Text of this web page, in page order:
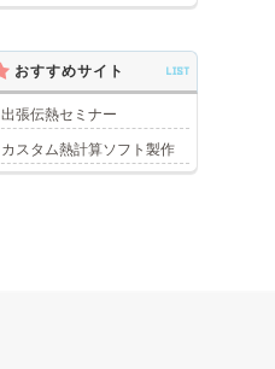
おすすめサイト LIST
出張伝熱セミナー
カスタム熱計算ソフト製作